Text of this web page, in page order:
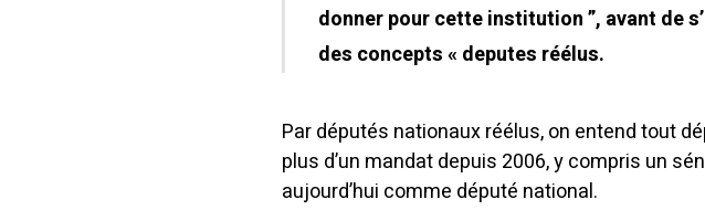
donner pour cette institution ”, avant de
des concepts « deputes réélus.
Par députés nationaux réélus, on entend tout
plus d’un mandat depuis 2006, y compris un
aujourd’hui comme député national.